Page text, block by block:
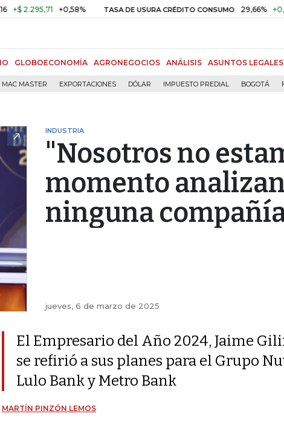
+0,58% TASA DE USURA CRÉDITO CONSUMO 29,66% +0,87%
GLOBOECONOMÍA AGRONEGOCIOS ANÁLISIS ASUNTOS LEGALES
MAC MASTER EXPORTACIONES DÓLAR IMPUESTO PREDIAL BOGOTÁ
INDUSTRIA
"Nosotros no
momento
ninguna
jueves, 6 de marzo de 2025
El Empresario del Año 2024, Jaime
se refirió a sus planes para el Grupo
Lulo Bank y Metro Bank
MARTÍN PINZÓN LEMOS